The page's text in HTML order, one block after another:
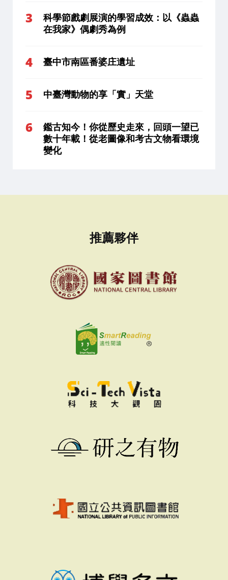
科學節戲劇展演的學習成效：以《蟲蟲
在我家》偶劇秀為例
臺中市南區番婆庄遺址
中臺灣動物的享「實」天堂
鑑古知今！你從歷史走來，回頭一望已
數十年載！從老圖像和考古文物看環境
變化
推薦夥伴